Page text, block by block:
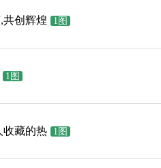
共创辉煌 1图
1图
收藏的热 1图